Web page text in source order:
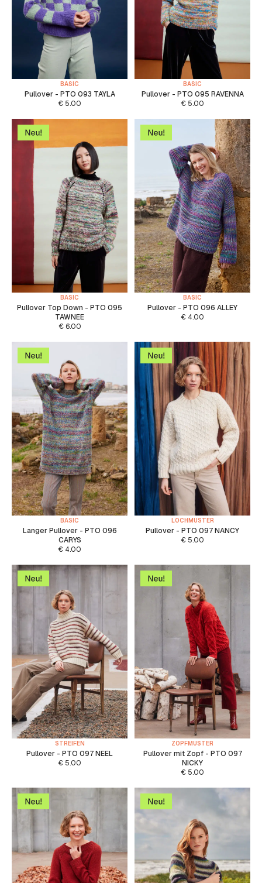
BASIC
Pullover - PTO 093 TAYLA
€ 5.00
BASIC
Pullover - PTO 095 RAVENNA
€ 5.00
BASIC
Pullover Top Down - PTO 095
TAWNEE
€6.00
BASIC
Pullover - PTO 096 ALLEY
€ 4.00
BASIC
Langer Pullover - PTO 096
CARYS
€ 4.00
LOCHMUSTER
Pullover - PTO 097 NANCY
€ 5.00
STREIFEN
Pullover - PTO 097 NEEL
€ 5.00
ZOPFMUSTER
Pullover mit Zopf - PTO 097
NICKY
€ 5.00